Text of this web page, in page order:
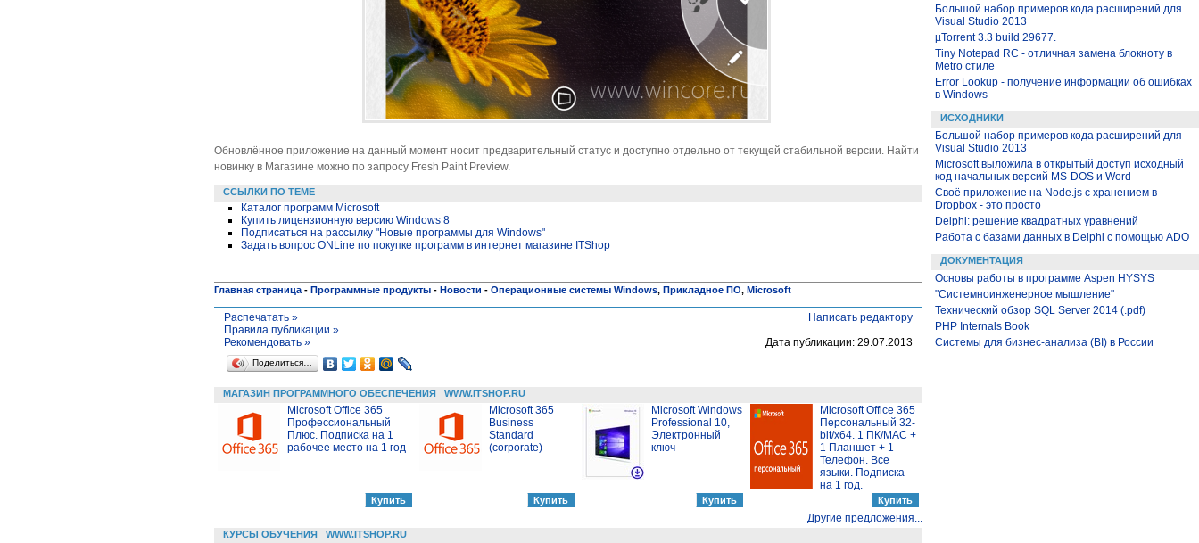
Обновлённое приложение на данный момент носит предварительный статус и доступно отдельно от текущей стабильной версии. Найти
новинку в Магазине можно по запросу Fresh Paint Preview.
ССЫЛКИ ПО ТЕМЕ
Каталог программ Microsoft
Купить лицензионную версию Windows 8
Подписаться на рассылку "Новые программы для Windows"
Задать вопрос ONLine по покупке программ в интернет магазине ITShop
Главная страница - Программные продукты - Новости - Операционные системы Windows, Прикладное ПО, Microsoft
Распечатать »
Правила публикации »
Написать редактору
Рекомендовать »
Дата публикации: 29.07.2013
Поделиться…
МАГАЗИН ПРОГРАММНОГО ОБЕСПЕЧЕНИЯ WWW.ITSHOP.RU
Microsoft Office 365
Профессиональный
Плюс. Подписка на 1
рабочее место на 1 год
Microsoft 365
Business
Standard
(corporate)
Microsoft Windows
Professional 10,
Электронный
ключ
Microsoft Office 365
Персональный 32-
bit/x64. 1 ПК/MAC +
1 Планшет + 1
Телефон. Все
языки. Подписка
на 1 год.
Другие предложения...
КУРСЫ ОБУЧЕНИЯ WWW.ITSHOP.RU
Большой набор примеров кода расширений для
Visual Studio 2013
µTorrent 3.3 build 29677.
Tiny Notepad RC - отличная замена блокноту в
Metro стиле
Error Lookup - получение информации об ошибках
в Windows
ИСХОДНИКИ
Большой набор примеров кода расширений для
Visual Studio 2013
Microsoft выложила в открытый доступ исходный
код начальных версий MS-DOS и Word
Своё приложение на Node.js с хранением в
Dropbox - это просто
Delphi: решение квадратных уравнений
Работа с базами данных в Delphi с помощью ADO
ДОКУМЕНТАЦИЯ
Основы работы в программе Aspen HYSYS
"Системноинженерное мышление"
Технический обзор SQL Server 2014 (.pdf)
PHP Internals Book
Системы для бизнес-анализа (BI) в России